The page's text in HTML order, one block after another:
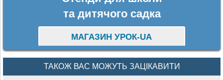
та дитячого садка
МАГАЗИН УРОК-UA
ТАКОЖ ВАС МОЖУТЬ ЗАЦІКАВИТИ